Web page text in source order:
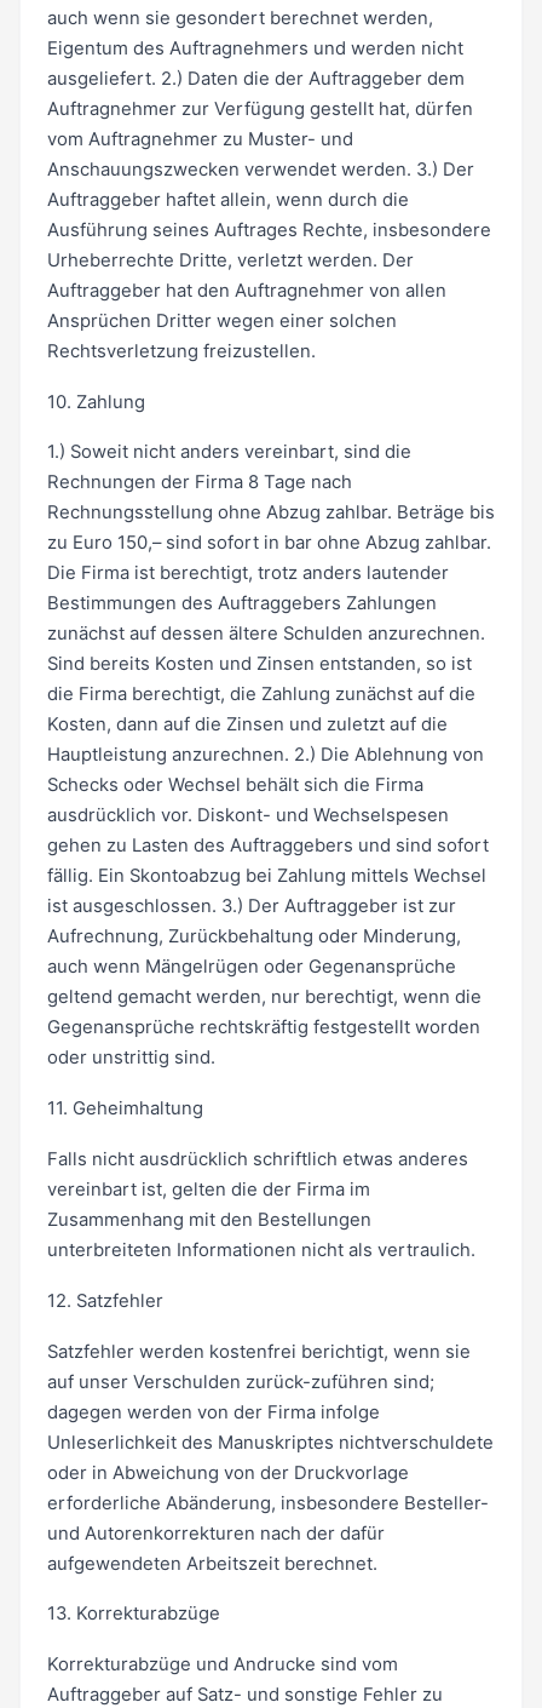
auch wenn sie gesondert berechnet werden,
Eigentum des Auftragnehmers und werden nicht
ausgeliefert. 2.) Daten die der Auftraggeber dem
Auftragnehmer zur Verfügung gestellt hat, dürfen
vom Auftragnehmer zu Muster- und
Anschauungszwecken verwendet werden. 3.) Der
Auftraggeber haftet allein, wenn durch die
Ausführung seines Auftrages Rechte, insbesondere
Urheberrechte Dritte, verletzt werden. Der
Auftraggeber hat den Auftragnehmer von allen
Ansprüchen Dritter wegen einer solchen
Rechtsverletzung freizustellen.
10. Zahlung
1.) Soweit nicht anders vereinbart, sind die
Rechnungen der Firma 8 Tage nach
Rechnungsstellung ohne Abzug zahlbar. Beträge bis
zu Euro 150,– sind sofort in bar ohne Abzug zahlbar.
Die Firma ist berechtigt, trotz anders lautender
Bestimmungen des Auftraggebers Zahlungen
zunächst auf dessen ältere Schulden anzurechnen.
Sind bereits Kosten und Zinsen entstanden, so ist
die Firma berechtigt, die Zahlung zunächst auf die
Kosten, dann auf die Zinsen und zuletzt auf die
Hauptleistung anzurechnen. 2.) Die Ablehnung von
Schecks oder Wechsel behält sich die Firma
ausdrücklich vor. Diskont- und Wechselspesen
gehen zu Lasten des Auftraggebers und sind sofort
fällig. Ein Skontoabzug bei Zahlung mittels Wechsel
ist ausgeschlossen. 3.) Der Auftraggeber ist zur
Aufrechnung, Zurückbehaltung oder Minderung,
auch wenn Mängelrügen oder Gegenansprüche
geltend gemacht werden, nur berechtigt, wenn die
Gegenansprüche rechtskräftig festgestellt worden
oder unstrittig sind.
11. Geheimhaltung
Falls nicht ausdrücklich schriftlich etwas anderes
vereinbart ist, gelten die der Firma im
Zusammenhang mit den Bestellungen
unterbreiteten Informationen nicht als vertraulich.
12. Satzfehler
Satzfehler werden kostenfrei berichtigt, wenn sie
auf unser Verschulden zurück-zuführen sind;
dagegen werden von der Firma infolge
Unleserlichkeit des Manuskriptes nichtverschuldete
oder in Abweichung von der Druckvorlage
erforderliche Abänderung, insbesondere Besteller-
und Autorenkorrekturen nach der dafür
aufgewendeten Arbeitszeit berechnet.
13. Korrekturabzüge
Korrekturabzüge und Andrucke sind vom
Auftraggeber auf Satz- und sonstige Fehler zu